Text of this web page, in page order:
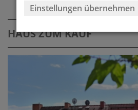
HAUS ZUM KAUF
Einstellungen übernehmen